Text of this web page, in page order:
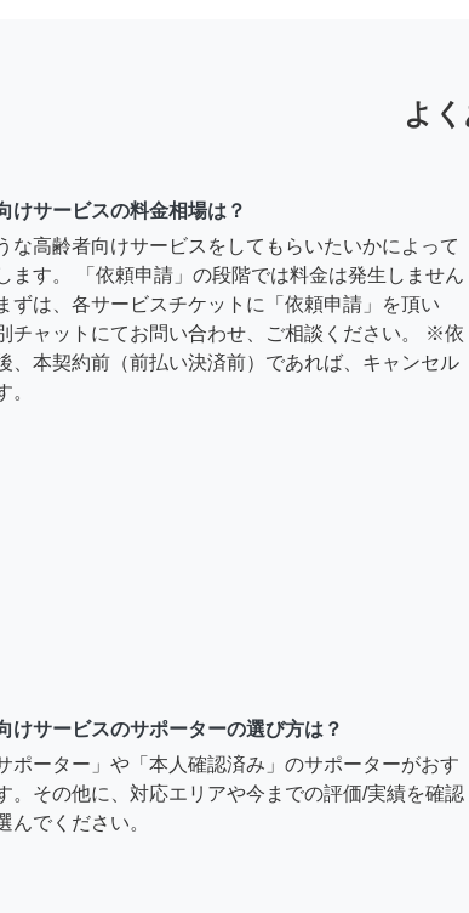
よ
けサービスの料金相場は？
な高齢者向けサービスをしてもらいたいかによって
ます。 「依頼申請」の段階では料金は発生しません
ずは、各サービスチケットに「依頼申請」を頂い
チャットにてお問い合わせ、ご相談ください。 ※依
、本契約前（前払い決済前）であれば、キャンセル
。
けサービスのサポーターの選び方は？
ポーター」や「本人確認済み」のサポーターがおす
。その他に、対応エリアや今までの評価/実績を確認
んでください。